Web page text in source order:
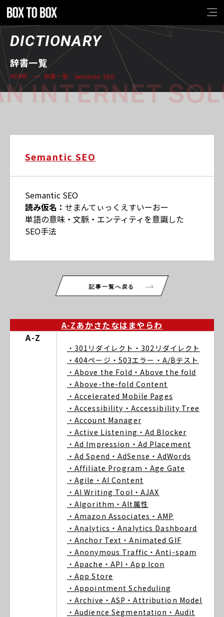
DICTIONARY
辞書一覧
HOME 辞書一覧 Semantic SEO
INTERNET
Semantic SEO
Semantic SEO
読み仮名： せまんてぃっくえすいーおー
単語の意味・文脈・エンティティを意識した
SEO手法
記事一覧へ戻る
A-Zあかさたなは まや らわ
A-Z
・301リダイレクト ・302リダイレクト
・404ページ ・503エラー ・A/Bテスト
・Above the Fold ・Above the fold
・Above-the-fold Content
・Accelerated Mobile Pages
・Accessibility ・Accessibility Tree
・Account Manager
・Active Listening ・Ad Blocker
・Ad Impression ・Ad Placement
・Ad Spend ・AdSense ・AdWords
・Affiliate Program ・Age Gate
・Agile ・AI Content
・AI Writing Tool ・AJAX
・Algorithm ・Alt属性
・Amazon Associates ・AMP
・Analytics ・Analytics Dashboard
・Anchor Text ・Animated GIF
・Anonymous Traffic ・Anti-spam
・Apache ・API ・App Icon
・App Store
・Appointment Scheduling
・Archive ・ASP ・Attribution Model
・Audience Segmentation ・Audit